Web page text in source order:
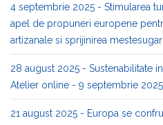
4 septembrie 2025 - Stimularea
apel de propuneri europene
artizanale si sprijinirea
28 august 2025 - Sustenabilitate
Atelier online - 9 septembrie 2025
21 august 2025 - Europa se